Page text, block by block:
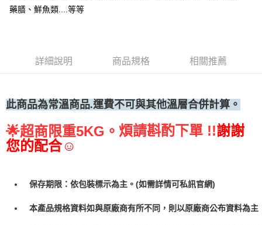
藥膳、鮮魚類....等等
詳細說明 商品規格 相關推薦
此商品為常溫商品.運費不可與其他溫層合併計算。
🌟超商限重5KG。 煩請斟酌下單 !!謝謝
您的配合☺
保存期限：依包裝標示為主。(如需詳情可私訊官網)
本產品規格資料如與原廠商有所不同，則以原廠商公布資料為主